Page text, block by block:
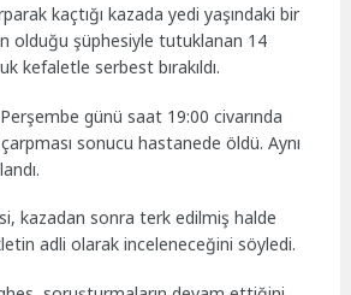
kaçtığı kazada yedi yaşındaki bir
olduğu şüphesiyle tutuklanan 14
kefaletle serbest bırakıldı.
günü saat 19:00 civarında
sonucu hastanede öldü. Aynı
kazadan sonra terk edilmiş halde
adli olarak inceleneceğini söyledi.